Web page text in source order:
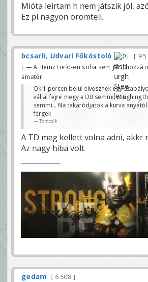
Mióta leirtam h nem játszik jól,
Ez pl nagyon örömteli.
bcsarli, Udvari Főkóstoló 9
— A Heinz Field-en soha sem járt, hozzá
amatőr
Ok 1 percen belül elvesznek egy
vállal fejre megy a DB semmi, roughing
semmi… Na takaródjatok a kurva anyától
férgek
Tomcsik
A TD meg kellett volna adni, akkr
Az nagy hiba volt.
gedam
6 508